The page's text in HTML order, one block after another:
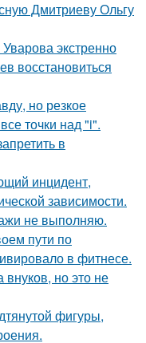
Дмитриеву Ольгу
экстренно
восстановиться
но резкое
точки над "i".
в
инцидент,
зависимости.
не выполняю.
пути по
в фитнесе.
но это не
фигуры,